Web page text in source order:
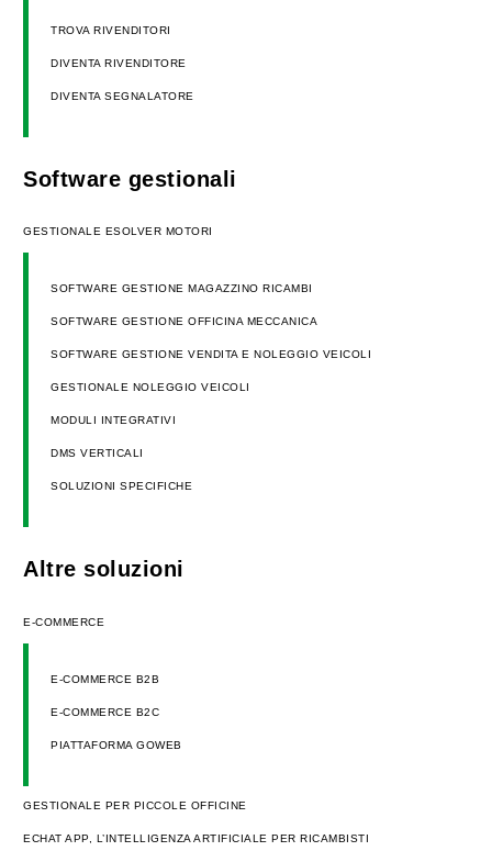
TROVA RIVENDITORI
DIVENTA RIVENDITORE
DIVENTA SEGNALATORE
Software gestionali
GESTIONALE ESOLVER MOTORI
SOFTWARE GESTIONE MAGAZZINO RICAMBI
SOFTWARE GESTIONE OFFICINA MECCANICA
SOFTWARE GESTIONE VENDITA E NOLEGGIO VEICOLI
GESTIONALE NOLEGGIO VEICOLI
MODULI INTEGRATIVI
DMS VERTICALI
SOLUZIONI SPECIFICHE
Altre soluzioni
E-COMMERCE
E-COMMERCE B2B
E-COMMERCE B2C
PIATTAFORMA GOWEB
GESTIONALE PER PICCOLE OFFICINE
ECHAT APP, L’INTELLIGENZA ARTIFICIALE PER RICAMBISTI